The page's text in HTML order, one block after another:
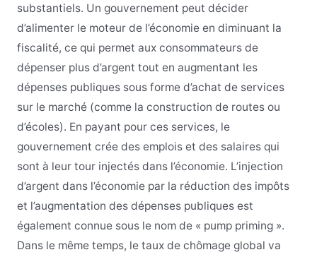
substantiels. Un gouvernement peut décider
d’alimenter le moteur de l’économie en diminuant la
fiscalité, ce qui permet aux consommateurs de
dépenser plus d’argent tout en augmentant les
dépenses publiques sous forme d’achat de services
sur le marché (comme la construction de routes ou
d’écoles). En payant pour ces services, le
gouvernement crée des emplois et des salaires qui
sont à leur tour injectés dans l’économie. L’injection
d’argent dans l’économie par la réduction des impôts
et l’augmentation des dépenses publiques est
également connue sous le nom de « pump priming ».
Dans le même temps, le taux de chômage global va